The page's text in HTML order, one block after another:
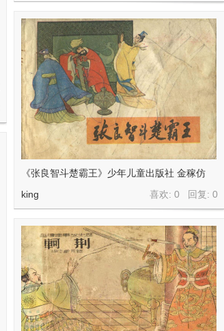
《张良智斗楚霸王》少年儿童出版社 金稼仿
喜欢: 0 回复:0
king